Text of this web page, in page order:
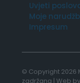
Uvjeti
Moje
Impresum
© Copyright 2026
zadržana | Web by